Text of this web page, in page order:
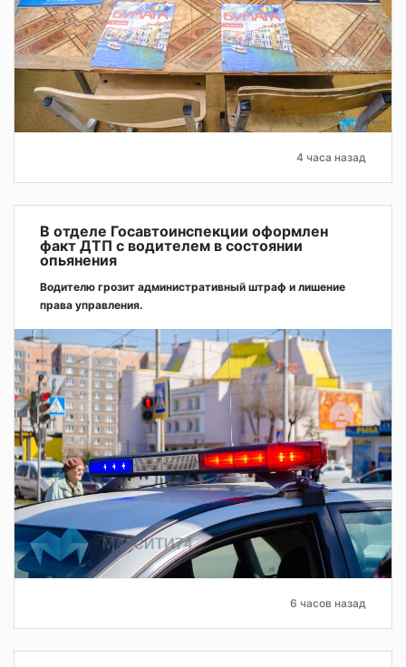
4 часа назад
В отделе Госавтоинспекции оформлен
факт ДТП с водителем в состоянии
опьянения
Водителю грозит административный штраф и лишение
права управления.
6 часов назад